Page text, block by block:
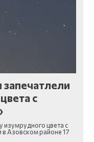
запечатлели
с
изумрудного цвета с
Азовском районе 17